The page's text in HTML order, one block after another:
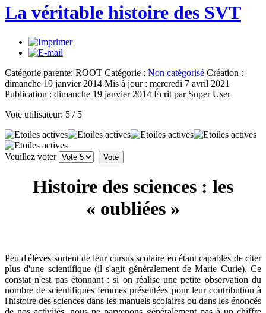
La véritable histoire des SVT
Catégorie parente: ROOT Catégorie : Non catégorisé Création :
dimanche 19 janvier 2014 Mis à jour : mercredi 7 avril 2021
Publication : dimanche 19 janvier 2014 Écrit par Super User
Vote utilisateur: 5 / 5
Veuillez voter
Histoire des sciences : les
« oubliées »
Peu d'élèves sortent de leur cursus scolaire en étant capables de citer
plus d'une scientifique (il s'agit généralement de Marie Curie). Ce
constat n'est pas étonnant : si on réalise une petite observation du
nombre de scientifiques femmes présentées pour leur contribution à
l'histoire des sciences dans les manuels scolaires ou dans les énoncés